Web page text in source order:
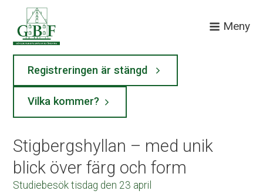
Meny
Registreringen är stängd
Vilka kommer?
Stigbergshyllan – med unik
blick över färg och form
Studiebesök tisdag den 23 april